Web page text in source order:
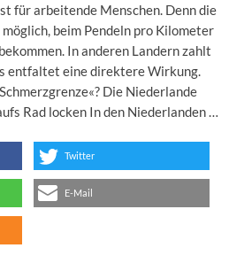
für arbeitende Menschen. Denn die
beim Pendeln pro Kilometer
In anderen Landern zahlt
entfaltet eine direktere Wirkung.
Die Niederlande
Rad locken In den Niederlanden …
Twitter
E-Mail